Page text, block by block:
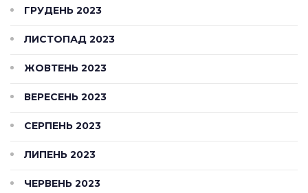
ГРУДЕНЬ 2023
ЛИСТОПАД 2023
ЖОВТЕНЬ 2023
ВЕРЕСЕНЬ 2023
СЕРПЕНЬ 2023
ЛИПЕНЬ 2023
ЧЕРВЕНЬ 2023